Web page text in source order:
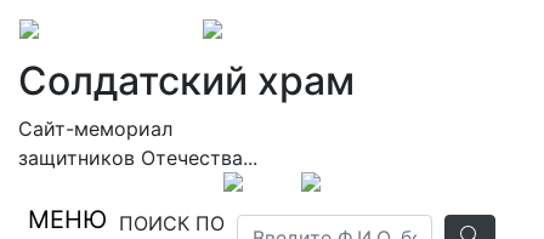
Солдатский храм
Сайт-мемориал
защитников Отечества...
МЕНЮ ПОИСК ПО